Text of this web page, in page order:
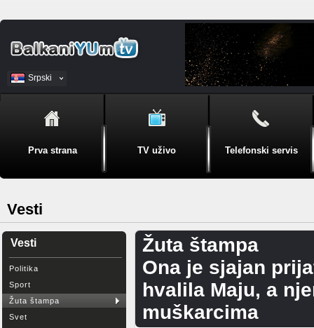
Srpski
BiH
Prva strana TV uživo Telefonski servis
Vesti
Vesti
Politika
Sport
Žuta štampa
Svet
Žuta štampa
Ona je sjajan
hvalila Maju, a
muškarcima